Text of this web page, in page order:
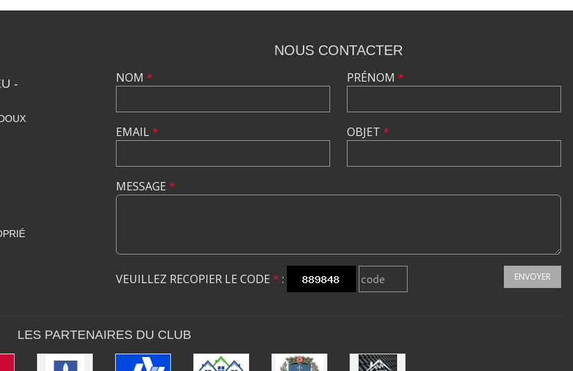
-
NOUS CONTACTER
NOM *
EMAIL*
PRÉNOM *
OBJET *
MESSAGE *
VEUILLEZ RECOPIER LE CODE * : ENVOYER
LES PARTENAIRES DU CLUB